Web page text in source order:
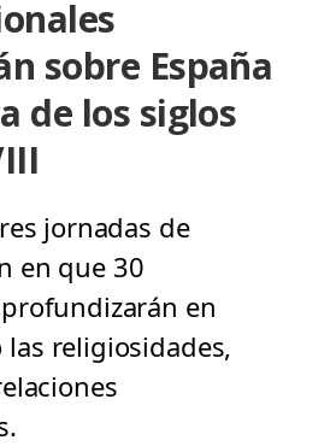
sobre España
de los siglos
jornadas de
en que 30
en
religiosidades,